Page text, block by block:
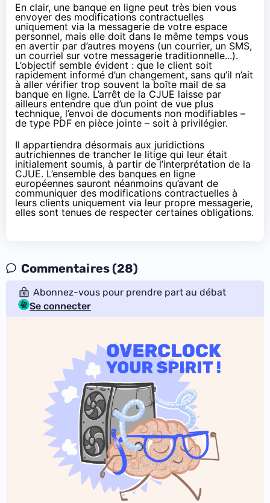
En clair, une banque en ligne peut très bien vous
envoyer des modifications contractuelles
uniquement via la messagerie de votre espace
personnel, mais elle doit dans le même temps vous
en avertir par d’autres moyens (un courrier, un SMS,
un courriel sur votre messagerie traditionnelle...).
L’objectif semble évident : que le client soit
rapidement informé d’un changement, sans qu’il n’ait
à aller vérifier trop souvent la boîte mail de sa
banque en ligne. L’arrêt de la CJUE laisse par
ailleurs entendre que d’un point de vue plus
technique, l’envoi de documents non modifiables –
de type PDF en pièce jointe – soit à privilégier.
Il appartiendra désormais aux juridictions
autrichiennes de trancher le litige qui leur était
initialement soumis, à partir de l’interprétation de la
CJUE. L’ensemble des banques en ligne
européennes sauront néanmoins qu’avant de
communiquer des modifications contractuelles à
leurs clients uniquement via leur propre messagerie,
elles sont tenues de respecter certaines obligations.
Commentaires (28)
Abonnez-vous pour prendre part au débat
Se connecter